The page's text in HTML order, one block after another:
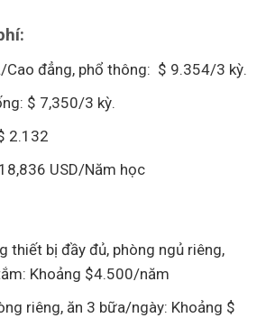
Cao đẳng, phổ thông: $ 9.354/3 kỳ.
$ 7,350/3 kỳ.
2.132
USD/Năm học
thiết bị đầy đủ, phòng ngủ riêng,
Khoảng $4.500/năm
riêng, ăn 3 bữa/ngày: Khoảng $